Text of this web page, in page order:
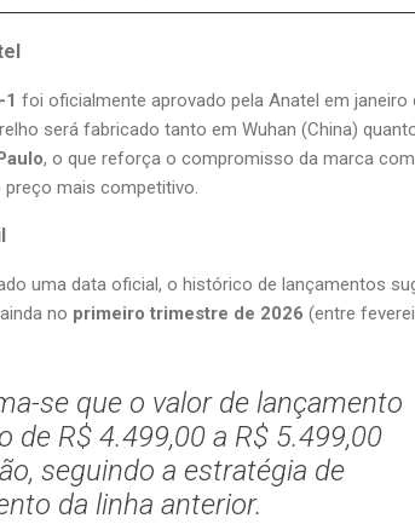
foi oficialmente aprovado pela Anatel em janeiro
será fabricado tanto em Wuhan (China)
, o que reforça o compromisso da marca
mais competitivo.
uma data oficial, o histórico de lançamentos
no primeiro trimestre de 2026 (entre
se que o valor de lançamento
de R$ 4.499,00 a R$ 5.499,00
seguindo a estratégia de
da linha anterior.